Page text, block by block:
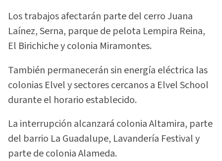
Los trabajos afectarán parte del cerro Juana
Laínez, Serna, parque de pelota Lempira Reina,
El Birichiche y colonia Miramontes.
También permanecerán sin energía eléctrica las
colonias Elvel y sectores cercanos a Elvel School
durante el horario establecido.
La interrupción alcanzará colonia Altamira, parte
del barrio La Guadalupe, Lavandería Festival y
parte de colonia Alameda.